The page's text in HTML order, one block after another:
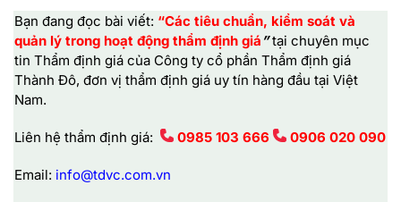
Bạn đang đọc bài viết: “Các tiêu chuẩn, kiểm soát và
quản lý trong hoạt động thẩm định giá ” tại chuyên mục
tin Thẩm định giá của Công ty cổ phần Thẩm định giá
Thành Đô, đơn vị thẩm định giá uy tín hàng đầu tại Việt
Nam.
Liên hệ thẩm định giá: 0985 103 666 0906 020 090
Email: info@tdvc.com.vn